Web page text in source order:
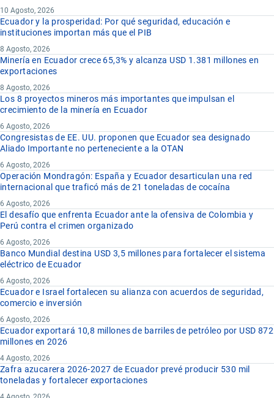
10 Agosto, 2026
Ecuador y la prosperidad: Por qué seguridad, educación e
instituciones importan más que el PIB
8 Agosto, 2026
Minería en Ecuador crece 65,3% y alcanza USD 1.381 millones en
exportaciones
8 Agosto, 2026
Los 8 proyectos mineros más importantes que impulsan el
crecimiento de la minería en Ecuador
6 Agosto, 2026
Congresistas de EE. UU. proponen que Ecuador sea designado
Aliado Importante no perteneciente a la OTAN
6 Agosto, 2026
Operación Mondragón: España y Ecuador desarticulan una red
internacional que traficó más de 21 toneladas de cocaína
6 Agosto, 2026
El desafío que enfrenta Ecuador ante la ofensiva de Colombia y
Perú contra el crimen organizado
6 Agosto, 2026
Banco Mundial destina USD 3,5 millones para fortalecer el sistema
eléctrico de Ecuador
6 Agosto, 2026
Ecuador e Israel fortalecen su alianza con acuerdos de seguridad,
comercio e inversión
6 Agosto, 2026
Ecuador exportará 10,8 millones de barriles de petróleo por USD 872
millones en 2026
4 Agosto, 2026
Zafra azucarera 2026-2027 de Ecuador prevé producir 530 mil
toneladas y fortalecer exportaciones